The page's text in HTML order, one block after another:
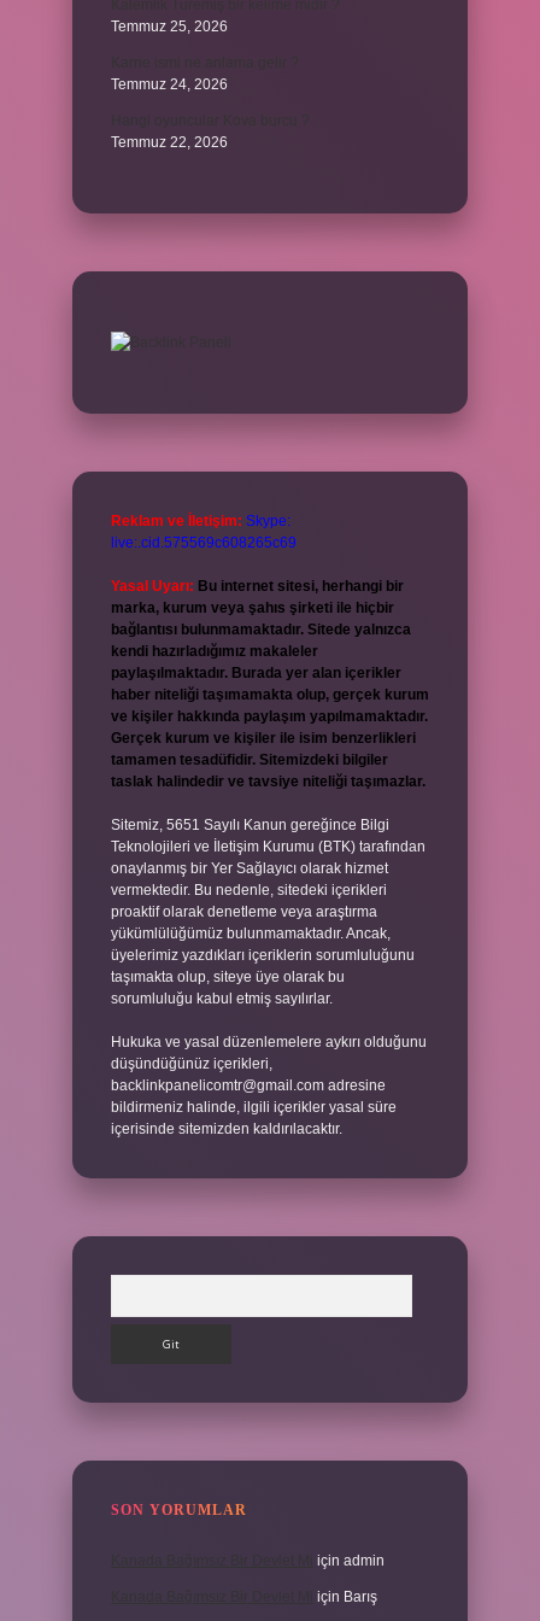
Temmuz 25, 2026
Temmuz 24, 2026
Temmuz 22, 2026
Reklam ve İletişim: Skype:
live:.cid.575569c608265c69
Yasal Uyarı: Bu internet sitesi, herhangi bir
marka, kurum veya şahıs şirketi ile hiçbir
bağlantısı bulunmamaktadır. Sitede yalnızca
kendi hazırladığımız makaleler
paylaşılmaktadır. Burada yer alan içerikler
haber niteliği taşımamakta olup, gerçek kurum
ve kişiler hakkında paylaşım yapılmamaktadır.
Gerçek kurum ve kişiler ile isim benzerlikleri
tamamen tesadüfidir. Sitemizdeki bilgiler
taslak halindedir ve tavsiye niteliği taşımazlar.
Sitemiz, 5651 Sayılı Kanun gereğince Bilgi
Teknolojileri ve İletişim Kurumu (BTK) tarafından
onaylanmış bir Yer Sağlayıcı olarak hizmet
vermektedir. Bu nedenle, sitedeki içerikleri
proaktif olarak denetleme veya araştırma
yükümlülüğümüz bulunmamaktadır. Ancak,
üyelerimiz yazdıkları içeriklerin sorumluluğunu
taşımakta olup, siteye üye olarak bu
sorumluluğu kabul etmiş sayılırlar.
Hukuka ve yasal düzenlemelere aykırı olduğunu
düşündüğünüz içerikleri,
backlinkpanelicomtr@gmail.com adresine
bildirmeniz halinde, ilgili içerikler yasal süre
içerisinde sitemizden kaldırılacaktır.
SON YORUMLAR
için admin
için Barış